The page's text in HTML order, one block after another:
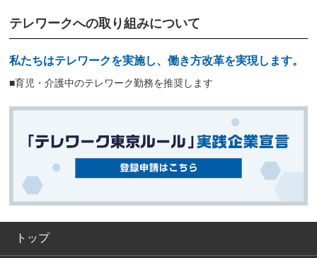
テレワークへの取り組みについて
私たちはテレワークを実施し、働き方改革を実現します。
■育児・介護中のテレワーク勤務を推奨します
トップ